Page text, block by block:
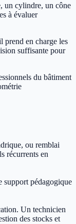
un cylindre, un cône
à évaluer
prend en charge les
suffisante pour
du bâtiment
ou remblai
récurrents en
support pédagogique
Un technicien
des stocks et